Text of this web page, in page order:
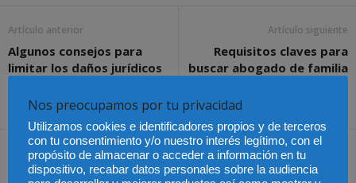
Artículo anterior
Algunos consejos para
limitar los daños jurídicos
internacional del negocio
Artículo siguiente
Requisitos claves para
buscar abogado de familia
Artículos relacionados Más del autor
Nos preocupamos por tu privacidad
Utilizamos cookies e identificadores propios y de terceros
con tu consentimiento y/o nuestro interés legítimo, con el
propósito de almacenar o acceder a información en tu
dispositivo, recabar datos personales sobre la audiencia